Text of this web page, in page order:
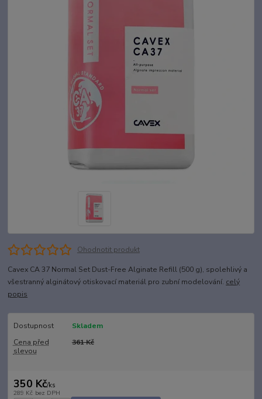
Ohodnotit produkt
Cavex CA 37 Normal Set Dust-Free Alginate Refill (500 g), spolehlivý a
všestranný alginátový otiskovací materiál pro zubní modelování. celý
popis
Dostupnost
Skladem
Cena před
slevou
361 Kč
350 Kč/ks
289 Kč bez DPH